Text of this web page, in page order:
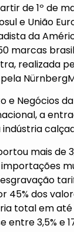
de 1º de
e União
da
marcas
realizada
Negócios
a
mais de
dos
total em
3,5% e